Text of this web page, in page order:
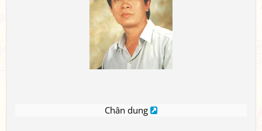
Chân dung